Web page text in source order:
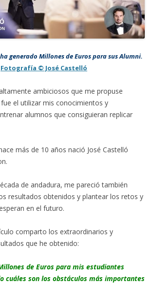
ha generado Millones de Euros para sus Alumni.
Fotografía © José Castelló
ambiciosos que me propuse
el utilizar mis conocimientos y
alumnos que consiguieran replicar
más de 10 años nació José Castelló
de andadura, me pareció también
resultados obtenidos y plantear los retos y
en el futuro.
comparto los extraordinarios y
que he obtenido:
de Euros para mis estudiantes
cuáles son los obstáculos más importantes